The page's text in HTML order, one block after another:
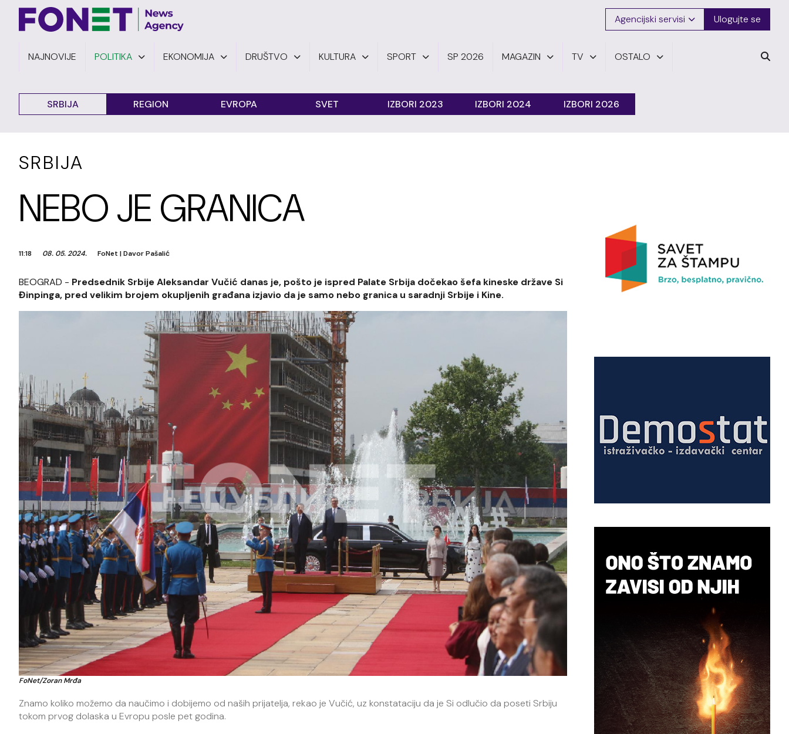
Agencijski servisi Ulogujte se
NAJNOVIJE POLITIKA EKONOMIJA DRUŠTVO KULTURA SPORT SP 2026 MAGAZIN TV OSTALO
SRBIJA REGION EVROPA SVET IZBORI 2023 IZBORI 2024 IZBORI 2026
SRBIJA
NEBO JE GRANICA
11:18 08. 05. 2024. FoNet |Davor Pašalić
BEOGRAD - Predsednik Srbije Aleksandar Vučić danas je, pošto je ispred Palate Srbija dočekao šefa kineske države Si
Đinpinga, pred velikim brojem okupljenih građana izjavio da je samo nebo granica u saradnji Srbije i Kine.
FoNet/Zoran Mrđa
Znamo koliko možemo da naučimo i dobijemo od naših prijatelja, rekao je Vučić, uz konstataciju da je Si odlučio da poseti Srbiju
tokom prvog dolaska u Evropu posle pet godina.